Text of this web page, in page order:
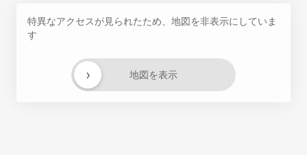
特異なアクセスが見られたため、地図を非表示にしていま
す
地図を表示
›